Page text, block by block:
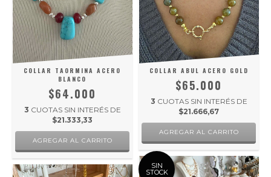
COLLAR TAORMINA ACERO
BLANCO
$64.000
3 CUOTAS SIN INTERÉS DE
$21.333,33
COLLAR ABUL ACERO GOLD
$65.000
3 CUOTAS SIN INTERÉS DE
$21.666,67
SIN
STOCK